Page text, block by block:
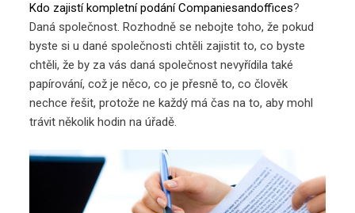
Kdo zajistí kompletní podání Companiesandoffices?
Daná společnost. Rozhodně se nebojte toho, že pokud
byste si u dané společnosti chtěli zajistit to, co byste
chtěli, že by za vás daná společnost nevyřídila také
papírování, což je něco, co je přesně to, co člověk
nechce řešit, protože ne každý má čas na to, aby mohl
trávit několik hodin na úřadě.